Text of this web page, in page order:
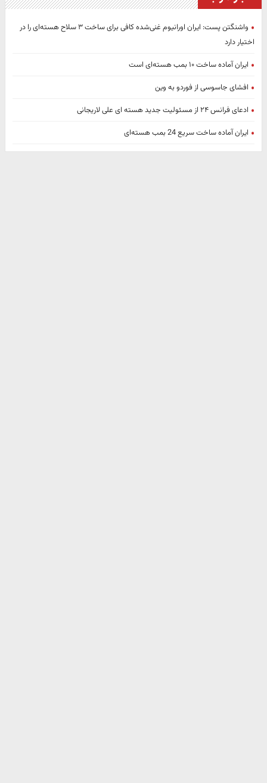
واشنگتن پست: ایران اورانیوم غنی‌شده کافی برای ساخت ۳ سلاح هسته‌ای را در
اختیار دارد
ایران آماده ساخت ۱۰ بمب هسته‌ای است
افشای جاسوسی از فوردو به وین
ادعای فرانس ۲۴ از مسئولیت جدید هسته ای علی لاریجانی
ایران آماده ساخت سریع 24 بمب هسته‌ای